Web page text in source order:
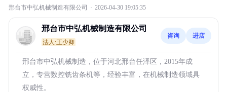
邢台市中弘机械制造有限公司 · 2026-04-30 19:05:35
邢台市中弘机械制造有限公司
法人:王少卿
咨询 进店
邢台市中弘机械制造，位于河北邢台任泽区，2015年成
立，专营数控铣齿条机等，经验丰富，在机械制造领域具
权威性。